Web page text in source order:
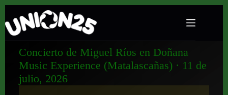
Concierto de Miguel Ríos en Doñana
Music Experience (Matalascañas) · 11 de
julio, 2026